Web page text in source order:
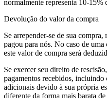
normalmente representa 10-15%
Devolução do valor da compra
Se arrepender-se de sua
pagou para nós. No caso de
este valor de compra será
Se exercer seu direito de
pagamentos recebidos, incluindo
adicionais devido à sua própria
diferente da forma mais barata